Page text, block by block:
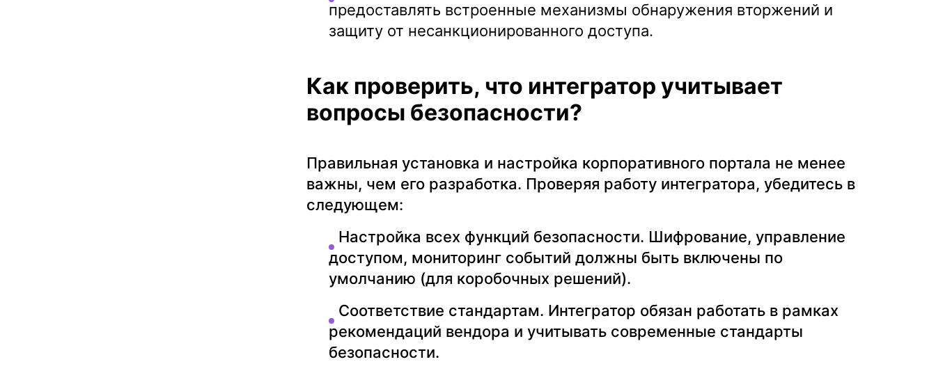
предоставлять встроенные механизмы обнаружения вторжений и
защиту от несанкционированного доступа.
Как проверить, что интегратор учитывает
вопросы безопасности?
Правильная установка и настройка корпоративного портала не менее
важны, чем его разработка. Проверяя работу интегратора, убедитесь в
следующем:
Настройка всех функций безопасности. Шифрование, управление
доступом, мониторинг событий должны быть включены по
умолчанию (для коробочных решений).
Соответствие стандартам. Интегратор обязан работать в рамках
рекомендаций вендора и учитывать современные стандарты
безопасности.